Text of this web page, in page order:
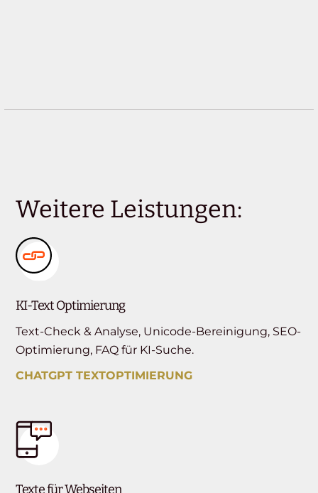
Weitere Leistungen:
KI-Text Optimierung
Text-Check & Analyse, Unicode-Bereinigung, SEO-
Optimierung, FAQ für KI-Suche.
CHATGPT TEXTOPTIMIERUNG
Texte für Webseiten